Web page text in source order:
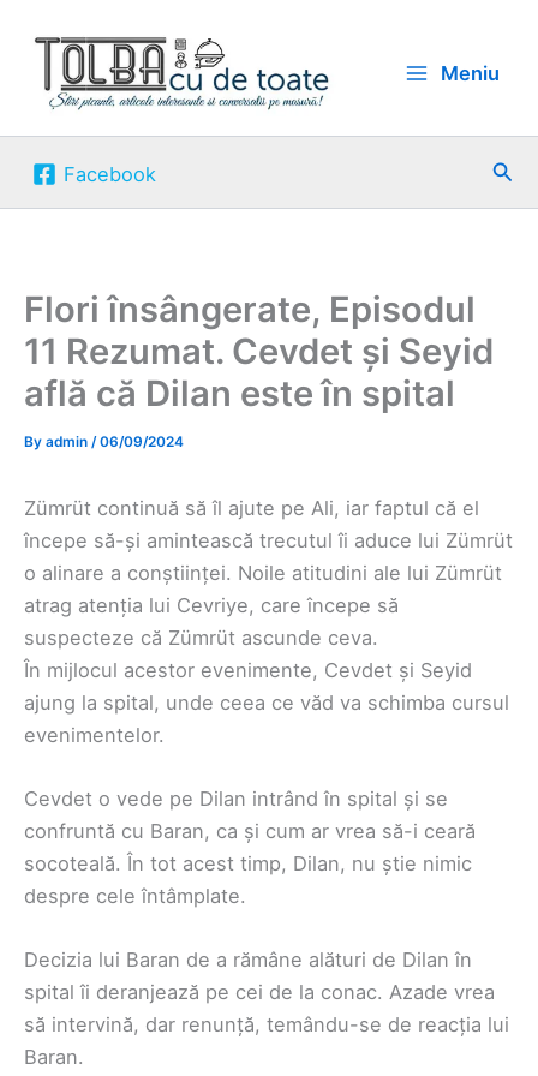
content
Meniu
Facebook
Flori însângerate, Episodul
11 Rezumat. Cevdet și Seyid
află că Dilan este în spital
By admin /06/09/2024
Zümrüt continuă să îl ajute pe Ali, iar faptul că el
începe să-și amintească trecutul îi aduce lui Zümrüt
o alinare a conștiinței. Noile atitudini ale lui Zümrüt
atrag atenția lui Cevriye, care începe să
suspecteze că Zümrüt ascunde ceva.
În mijlocul acestor evenimente, Cevdet și Seyid
ajung la spital, unde ceea ce văd va schimba cursul
evenimentelor.
Cevdet o vede pe Dilan intrând în spital și se
confruntă cu Baran, ca și cum ar vrea să-i ceară
socoteală. În tot acest timp, Dilan, nu știe nimic
despre cele întâmplate.
Decizia lui Baran de a rămâne alături de Dilan în
spital îi deranjează pe cei de la conac. Azade vrea
să intervină, dar renunță, temându-se de reacția lui
Baran.